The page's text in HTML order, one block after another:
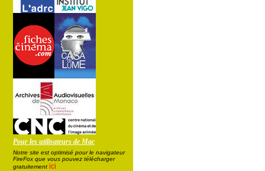
Pour les utilisateurs de Mac
Notre site est optimisé pour le navigateur
FireFox que vous pouvez télécharger
gratuitement ici